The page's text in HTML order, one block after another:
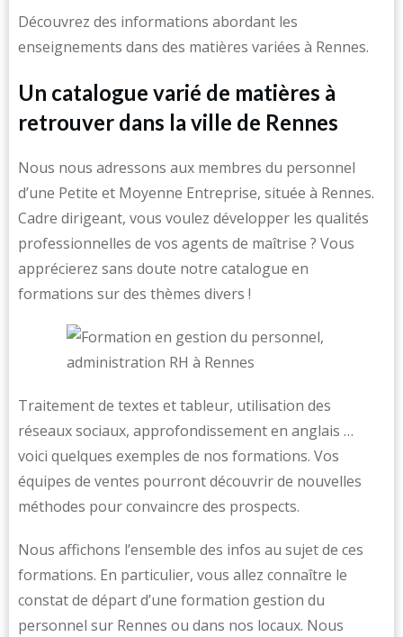
Découvrez des informations abordant les
enseignements dans des matières variées à Rennes.
Un catalogue varié de matières à
retrouver dans la ville de Rennes
Nous nous adressons aux membres du personnel
d’une Petite et Moyenne Entreprise, située à Rennes.
Cadre dirigeant, vous voulez développer les qualités
professionnelles de vos agents de maîtrise ? Vous
apprécierez sans doute notre catalogue en
formations sur des thèmes divers !
Traitement de textes et tableur, utilisation des
réseaux sociaux, approfondissement en anglais …
voici quelques exemples de nos formations. Vos
équipes de ventes pourront découvrir de nouvelles
méthodes pour convaincre des prospects.
Nous affichons l’ensemble des infos au sujet de ces
formations. En particulier, vous allez connaître le
constat de départ d’une formation gestion du
personnel sur Rennes ou dans nos locaux. Nous